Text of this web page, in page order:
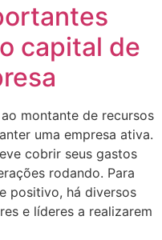
capital de
montante de recursos
uma empresa ativa.
cobrir seus gastos
rodando. Para
positivo, há diversos
e líderes a realizarem